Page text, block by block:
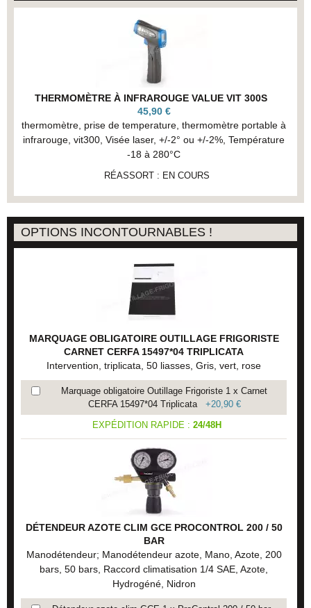
THERMOMÈTRE À INFRAROUGE VALUE VIT 300S
45,90 €
thermomètre, prise de temperature, thermomètre portable à
infrarouge, vit300, Visée laser, +/-2° ou +/-2%, Température
-18 à 280°C
RÉASSORT : EN COURS
OPTIONS INCONTOURNABLES !
MARQUAGE OBLIGATOIRE OUTILLAGE FRIGORISTE
CARNET CERFA 15497*04 TRIPLICATA
Intervention, triplicata, 50 liasses, Gris, vert, rose
Marquage obligatoire Outillage Frigoriste 1 x Carnet
CERFA 15497*04 Triplicata +20,90 €
EXPÉDITION RAPIDE : 24/48H
DÉTENDEUR AZOTE CLIM GCE PROCONTROL 200 / 50
BAR
Manodétendeur; Manodétendeur azote, Mano, Azote, 200
bars, 50 bars, Raccord climatisation 1/4 SAE, Azote,
Hydrogéné, Nidron